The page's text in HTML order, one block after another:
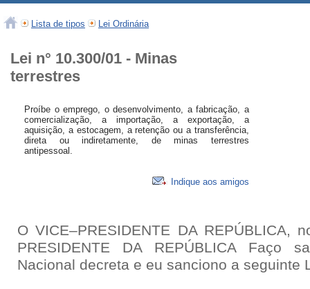
Lista de tipos Lei Ordinária
Lei n° 10.300/01 - Minas
terrestres
Proíbe o emprego, o desenvolvimento, a fabricação, a
comercialização, a importação, a exportação, a
aquisição, a estocagem, a retenção ou a transferência,
direta ou indiretamente, de minas terrestres
antipessoal.
Indique aos amigos
O VICE–PRESIDENTE DA REPÚBLICA,
PRESIDENTE DA REPÚBLICA Faço
Nacional decreta e eu sanciono a seguinte